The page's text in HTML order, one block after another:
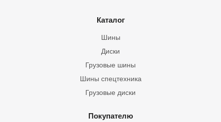
Каталог
Шины
Грузовые шины
Шины спецтехника
Диски
Грузовые диски
Покупателю